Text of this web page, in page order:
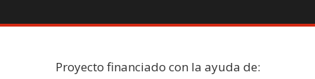
Proyecto financiado con la ayuda de: